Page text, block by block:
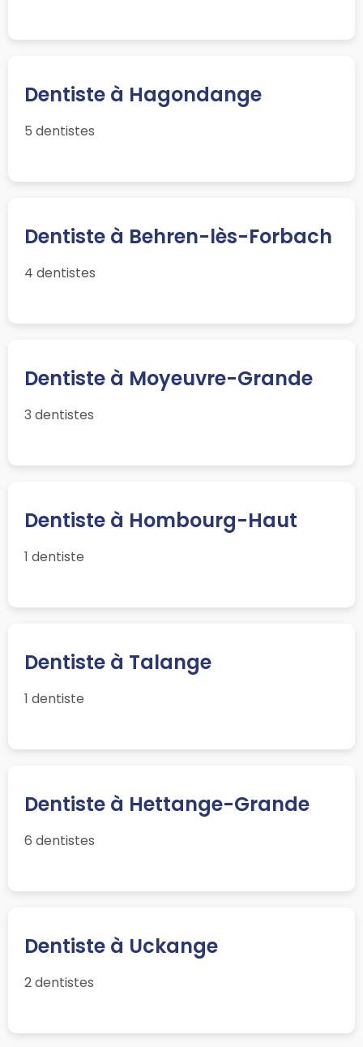
Dentiste à Hagondange
5 dentistes
Dentiste à Behren-lès-Forbach
4 dentistes
Dentiste à Moyeuvre-Grande
3 dentistes
Dentiste à Hombourg-Haut
1 dentiste
Dentiste à Talange
1 dentiste
Dentiste à Hettange-Grande
6 dentistes
Dentiste à Uckange
2 dentistes